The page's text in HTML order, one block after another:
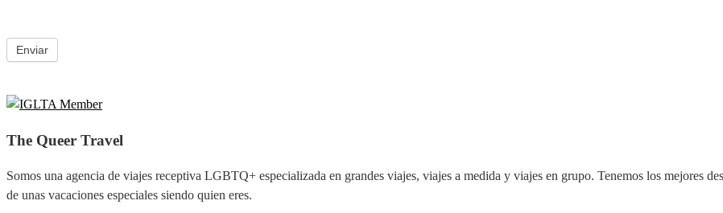
Enviar
The Queer Travel
Somos una agencia de viajes receptiva LGBTQ+ especializada en grandes viajes, viajes a medida y viajes en grupo. Tenemos los mejores
de unas vacaciones especiales siendo quien eres.